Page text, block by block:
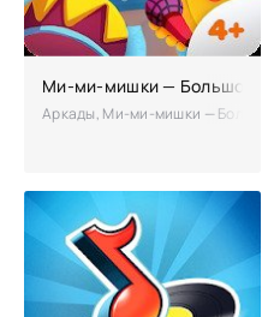
Ми-ми-мишки — Большой
Аркады, Ми-ми-мишки —